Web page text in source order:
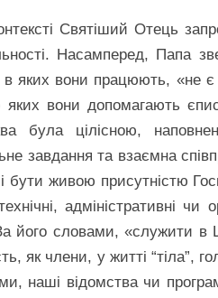
Святіший Отець
Насамперед, Папа
в яких вони працюють, «не
яких вони допомагають
була цілісною,
завдання та взаємна
бути живою присутністю
адміністративні чи
його словами, «служити в
як члени, у житті “тіла”,
наші відомства чи